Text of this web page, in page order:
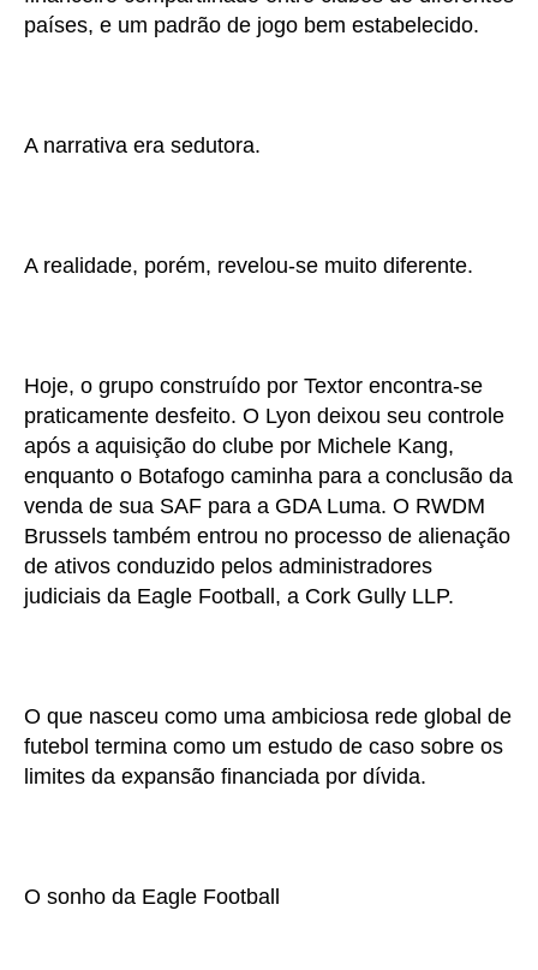
países, e um padrão de jogo bem estabelecido.
A narrativa era sedutora.
A realidade, porém, revelou-se muito diferente.
Hoje, o grupo construído por Textor encontra-se
praticamente desfeito. O Lyon deixou seu controle
após a aquisição do clube por Michele Kang,
enquanto o Botafogo caminha para a conclusão da
venda de sua SAF para a GDA Luma. O RWDM
Brussels também entrou no processo de alienação
de ativos conduzido pelos administradores
judiciais da Eagle Football, a Cork Gully LLP.
O que nasceu como uma ambiciosa rede global de
futebol termina como um estudo de caso sobre os
limites da expansão financiada por dívida.
O sonho da Eagle Football